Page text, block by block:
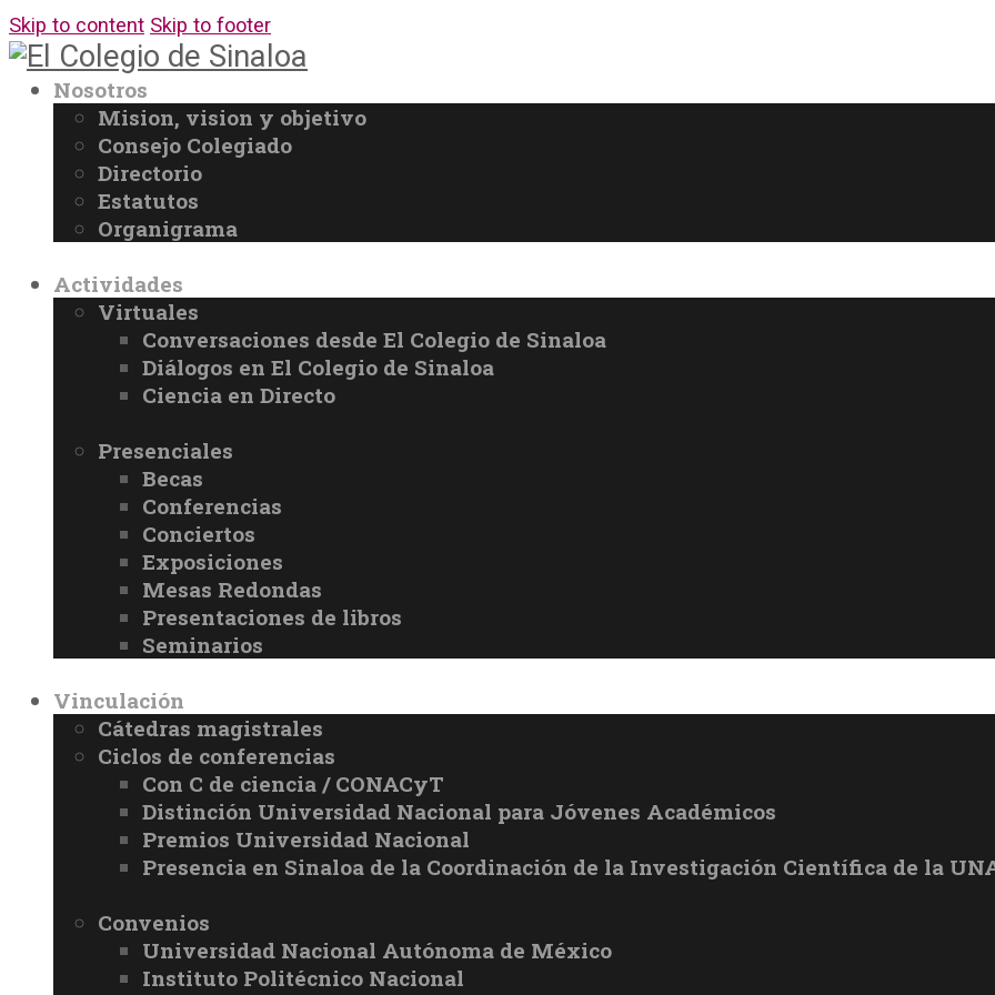
Skip to content Skip to footer
Nosotros
Mision, vision y objetivo
Consejo Colegiado
Directorio
Estatutos
Organigrama
Actividades
Virtuales
Conversaciones desde El Colegio de Sinaloa
Diálogos en El Colegio de Sinaloa
Ciencia en Directo
Presenciales
Becas
Conferencias
Conciertos
Exposiciones
Mesas Redondas
Presentaciones de libros
Seminarios
Vinculación
Cátedras magistrales
Ciclos de conferencias
Con C de ciencia / CONACyT
Distinción Universidad Nacional para Jóvenes Académicos
Premios Universidad Nacional
Presencia en Sinaloa de la Coordinación de la Investigación Científica de la
Convenios
Universidad Nacional Autónoma de México
Instituto Politécnico Nacional